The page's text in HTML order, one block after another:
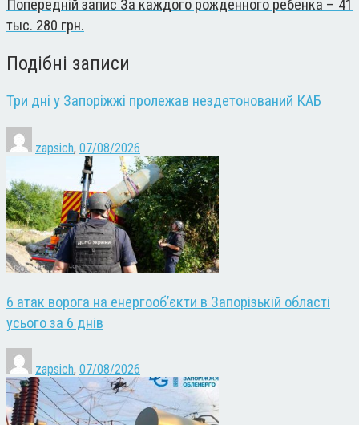
Попередній запис За каждого рожденного ребенка – 41
тыс. 280 грн.
Подібні записи
Три дні у Запоріжжі пролежав нездетонований КАБ
zapsich, 07/08/2026
6 атак ворога на енергооб’єкти в Запорізькій області
усього за 6 днів
zapsich, 07/08/2026